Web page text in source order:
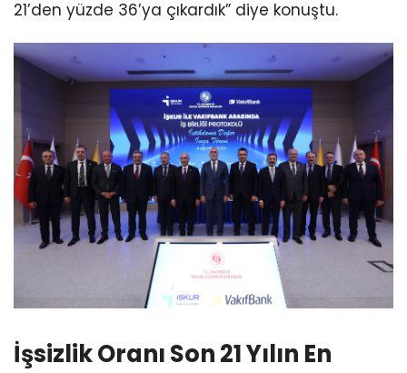
21’den yüzde 36’ya çıkardık” diye konuştu.
İşsizlik Oranı Son 21 Yılın En